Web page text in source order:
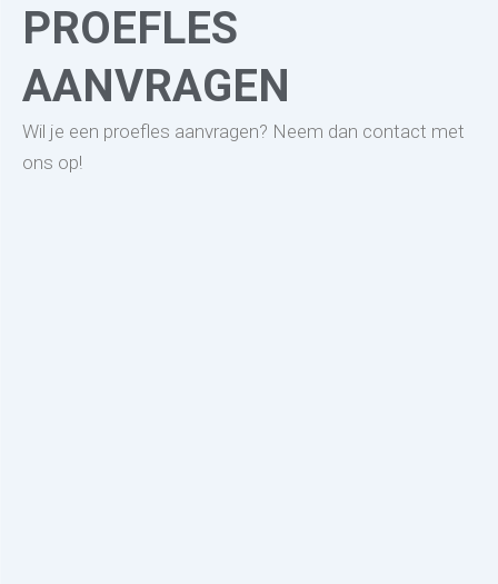
PROEFLES
AANVRAGEN
Wil je een proefles aanvragen? Neem dan contact met
ons op!